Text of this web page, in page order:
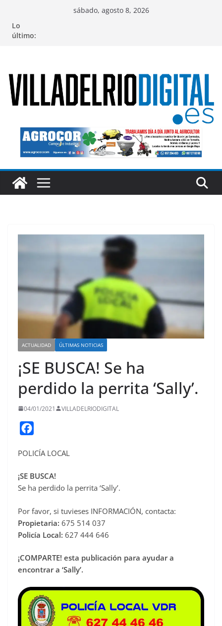
contenido
sábado, agosto 8, 2026
Lo
último:
ACTUALIDAD ÚLTIMAS NOTICIAS
¡SE BUSCA! Se ha
perdido la perrita ‘Sally’.
04/01/2021 VILLADELRIODIGITAL
c
o
k
POLICÍA LOCAL
¡SE BUSCA!
Se ha perdido la perrita ‘Sally’.
Por favor, si tuvieses INFORMACIÓN, contacta:
Propietaria: 675 514 037
Policía Local: 627 444 646
¡COMPARTE! esta publicación para ayudar a
encontrar a ‘Sally’.